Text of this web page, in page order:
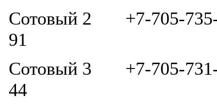
Сотовый 2 +7-705-
91
Сотовый 3 +7-705-
44